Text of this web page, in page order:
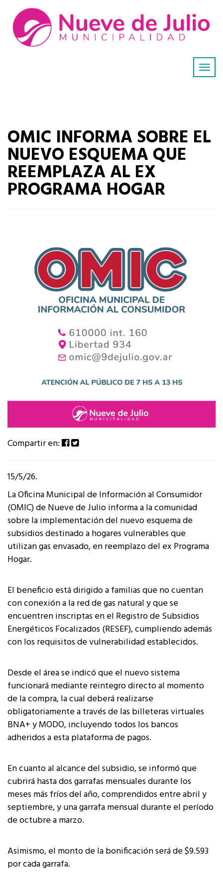
OMIC INFORMA SOBRE EL
NUEVO ESQUEMA QUE
REEMPLAZA AL EX
PROGRAMA HOGAR
Compartir en:
15/5/26.
La Oficina Municipal de Información al Consumidor
(OMIC) de Nueve de Julio informa a la comunidad
sobre la implementación del nuevo esquema de
subsidios destinado a hogares vulnerables que
utilizan gas envasado, en reemplazo del ex Programa
Hogar.
El beneficio está dirigido a familias que no cuentan
con conexión a la red de gas natural y que se
encuentren inscriptas en el Registro de Subsidios
Energéticos Focalizados (RESEF), cumpliendo además
con los requisitos de vulnerabilidad establecidos.
Desde el área se indicó que el nuevo sistema
funcionará mediante reintegro directo al momento
de la compra, la cual deberá realizarse
obligatoriamente a través de las billeteras virtuales
BNA+ y MODO, incluyendo todos los bancos
adheridos a esta plataforma de pagos.
En cuanto al alcance del subsidio, se informó que
cubrirá hasta dos garrafas mensuales durante los
meses más fríos del año, comprendidos entre abril y
septiembre, y una garrafa mensual durante el período
de octubre a marzo.
Asimismo, el monto de la bonificación será de $9.593
por cada garrafa.